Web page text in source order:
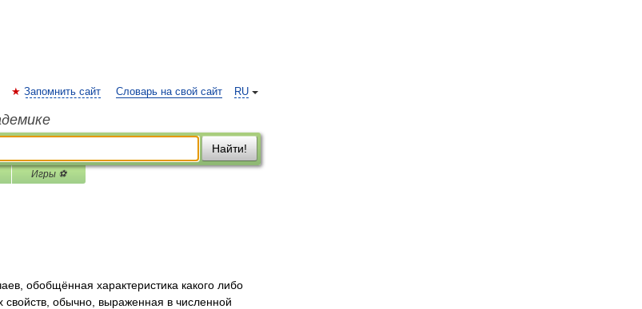
RU
Запомнить сайт Словарь на свой сайт
Найти!
Игры ⚽
обобщённая характеристика какого либо
свойств, обычно, выраженная в численной